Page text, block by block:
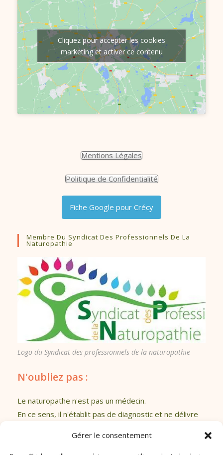
Gérer le consentement
Cliquez pour accepter les cookies
marketing et activer ce contenu
Mentions Légales
Politique de Confidentialité
Fiche Google pour Crécy
Membre Du Syndicat Des Professionnels De La
Naturopathie
Logo du Syndicat des professionnels de la naturopathie
N'oubliez pas :
Le naturopathe n'est pas un médecin.
En ce sens, il n'établit pas de diagnostic et ne délivre
Toutes les informations de ce site sont à considérer